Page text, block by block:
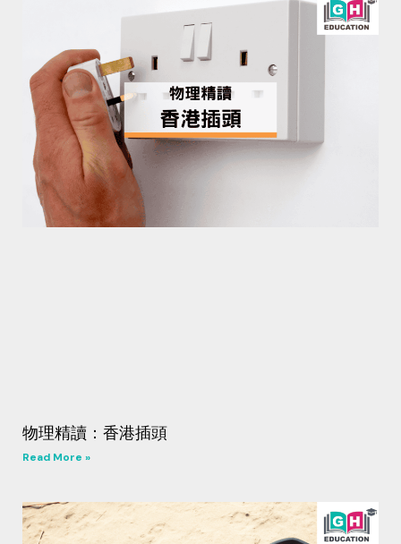
物理精讀：香港插頭
Read More »